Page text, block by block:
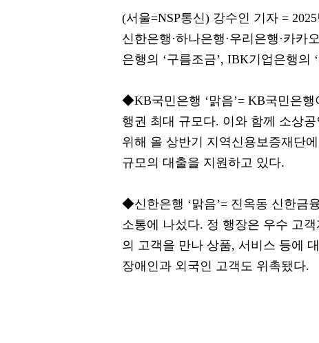
(서울=NSP통신) 강수인 기자 =
신한은행·하나은행·우리은행·카카
은행의 ‘구름조금’, IBK기업은행의
◆KB국민은행 ‘맑음’= KB국민은
행권 최대 규모다. 이와 함께 소상
위해 올 상반기 지역신용보증재단
규모의 대출을 지원하고 있다.
◆신한은행 ‘맑음’= 진옥동 신한금
소통에 나섰다. 정 행장은 우수 고
의 고객을 만나 상품, 서비스 등에
장애인과 외국인 고객도 위촉됐다.